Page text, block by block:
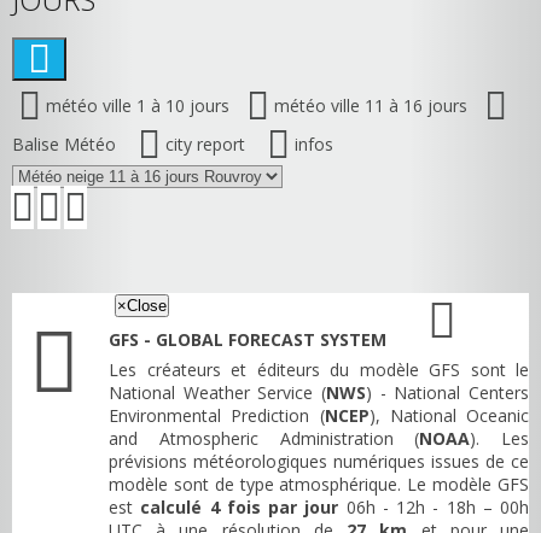
météo ville 1 à 10 jours
météo ville 11 à 16 jours
Balise Météo
city report infos
×Close
GFS - GLOBAL FORECAST SYSTEM
Les créateurs et éditeurs du modèle GFS sont le
National Weather Service (NWS) - National Centers
Environmental Prediction (NCEP), National Oceanic
and Atmospheric Administration (NOAA). Les
prévisions météorologiques numériques issues de ce
modèle sont de type atmosphérique. Le modèle GFS
est calculé 4 fois par jour 06h - 12h - 18h – 00h